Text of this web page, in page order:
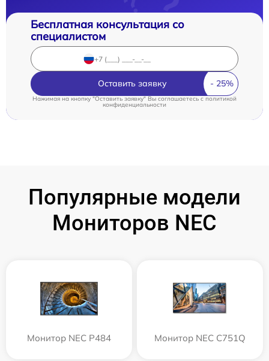
Бесплатная консультация со
специалистом
Оставить заявку
Нажимая на кнопку "Оставить заявку" Вы соглашаетесь c политикой
конфиденциальности
Популярные модели
Мониторов NEC
Монитор NEC P484 Монитор NEC C751Q